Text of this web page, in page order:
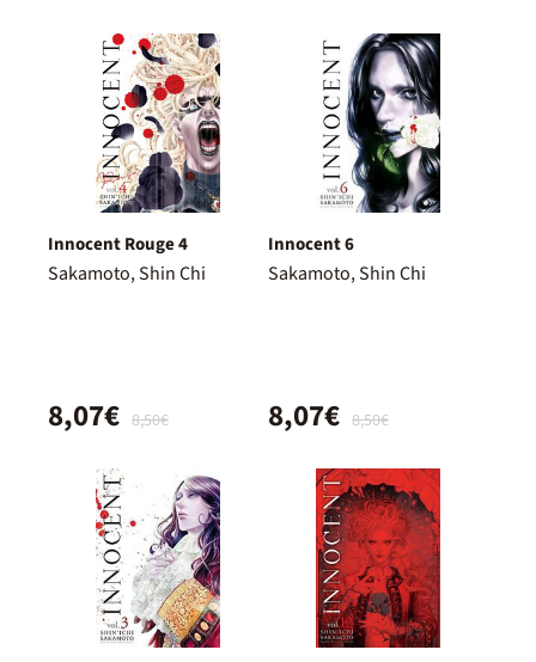
Innocent Rouge 4
Sakamoto, Shin Chi
8,50€
8,07€
Innocent 6
Sakamoto, Shin Chi
8,50€
8,07€